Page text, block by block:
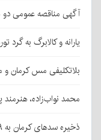
آگهی مناقصه عمومی دو مرحله‌ای به
یارانه و کالابرگ به گرد
بلاتکلیفی مس کرمان
محمد نواب‌زاده،
ذخیره سدهای کرمان به ۲۴۹ میلیون مترمکعب رسید